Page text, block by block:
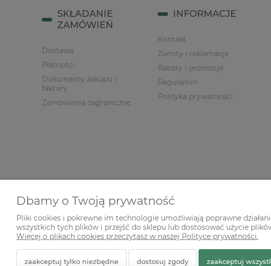
SKŁADANIE
ZAMÓWIEŃ
Dostawa
Płatności
Dokumenty zakupu i
faktury
Zamówienia zagraniczne
INFORMACJE
Kontakt
Zwroty i reklamacje
Rabaty i promocje
Regulamin
Polityka prywatności
© 2026 zielonekoty.pl. Wszelkie prawa zastrzeżone.
Dbamy o Twoją prywatność
Pliki cookies i pokrewne im technologie umożliwiają poprawne
wszystkich tych plików i przejść do sklepu lub dostosować użycie
Więcej o plikach cookies przeczytasz w naszej Polityce prywatności.
zaakceptuj tylko niezbędne dostosuj zgody zaakceptuj